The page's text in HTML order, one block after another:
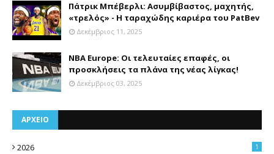
Πάτρικ Μπέβερλι: Ασυμβίβαστος, μαχητής,
«τρελός» - Η ταραχώδης καριέρα του PatBev
Δεκέμβριος 11, 2025
NBA Europe: Οι τελευταίες επαφές, οι
προσκλήσεις τα πλάνα της νέας λίγκας!
Δεκέμβριος 03, 2025
ΑΡΧΕΙΟ
2026 1